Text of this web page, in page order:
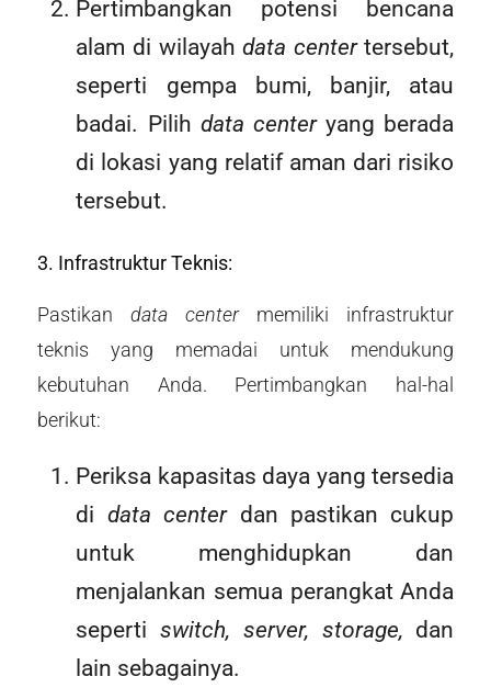
Pertimbangkan potensi bencana
alam di wilayahdata centertersebut,
seperti gempa bumi, banjir, atau
badai. Pilih data centeryang berada
di lokasi yang relatif aman dari risiko
tersebut.
3. Infrastruktur Teknis:
Pastikan data centermemiliki infrastruktur
teknis yang memadai untuk mendukung
kebutuhan Anda. Pertimbangkan hal-hal
berikut:
Periksa kapasitas daya yang tersedia
di data centerdan pastikan cukup
untuk menghidupkan dan
menjalankan semua perangkat Anda
sepertiswitch, server, storage, dan
lain sebagainya.